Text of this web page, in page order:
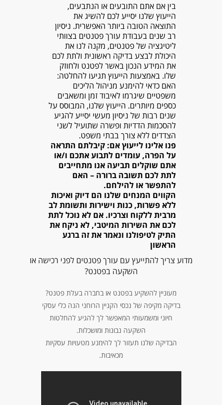
​בין אם אתם התובעים או הנתבעים,
הייעוץ שלנו יסייע לכם להשיג את
התוצאה הטובה ביותר האפשרית. ניסיון
רב שנים בעבודת עורך פטנטים בצוותי
ליטיגציה של פטנטים, מקנה לנו את
היכולת לבצע בדיקה ראשונית ולתת לכם
את המידע הנכון באשר לפטנט ולחוזק
שלו. באמצעות הייעוץ תגיעו להחלטה:
האם כדאי להימנע מניהול הליכים
משפטיים שיגרמו לאיבוד זמן ומשאבים
כספים מיותרים. הייעוץ שלנו, המבוסס על
שנים רבות של ניסיון מעשי יסייע להגיע
להסכמות הדדיות ופשרה שתועיל לשני
הצדדים ללא צורך בבתי משפט.
פנו אלינו לייעוץ אם: קיבלתם התראה
על הפרה, עומדים לתבוע אתכם ו/או
אתם שוקלים תביעה אנו מתחייבים
לתת לכם תשובה ברורה – האם
להתפשר או להילחם.
הקווים המנחים שלנו הם דיוק ואיכות
ללא פשרות, כנות וישירות ותשומת לב
מרבית ללקוח וצרכיו. אם לא נוכל לתת
לכם את השירות המיטבי, לא ניקח את
התיק לטיפולנו ונאמר את זה ברגע
הראשון
מדוע צריך להתייעץ עם עורך פטנטים לפני רכישה או
השקעה בפטנט?
מעוניין להשקיע בפטנט או בחברה בעלת פטנט?
בדיקה מקיפה של נכסי הקניין הרוחני הנה כלי עסקי
חיוני ומשמעותי המאפשר לך להגיע להחלטות
השקעה נבונות ומושכלות.
הבדיקה שלנו תעזור לך להימנע מטעויות עסקיות
מכאיבות.